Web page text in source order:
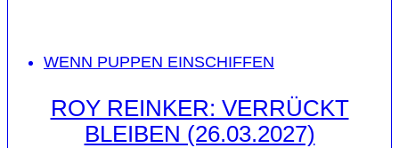
WENN PUPPEN EINSCHIFFEN
ROY REINKER: VERRÜCKT
BLEIBEN (26.03.2027)